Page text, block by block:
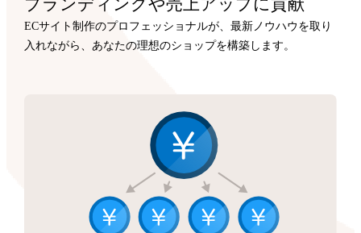
ブランディングや売上アップに貢献
ECサイト制作のプロフェッショナルが、最新ノウハウを取り
入れながら、あなたの理想のショップを構築します。